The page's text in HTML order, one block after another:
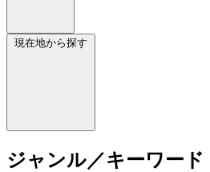
現在地から探す
ジャンル／キーワード